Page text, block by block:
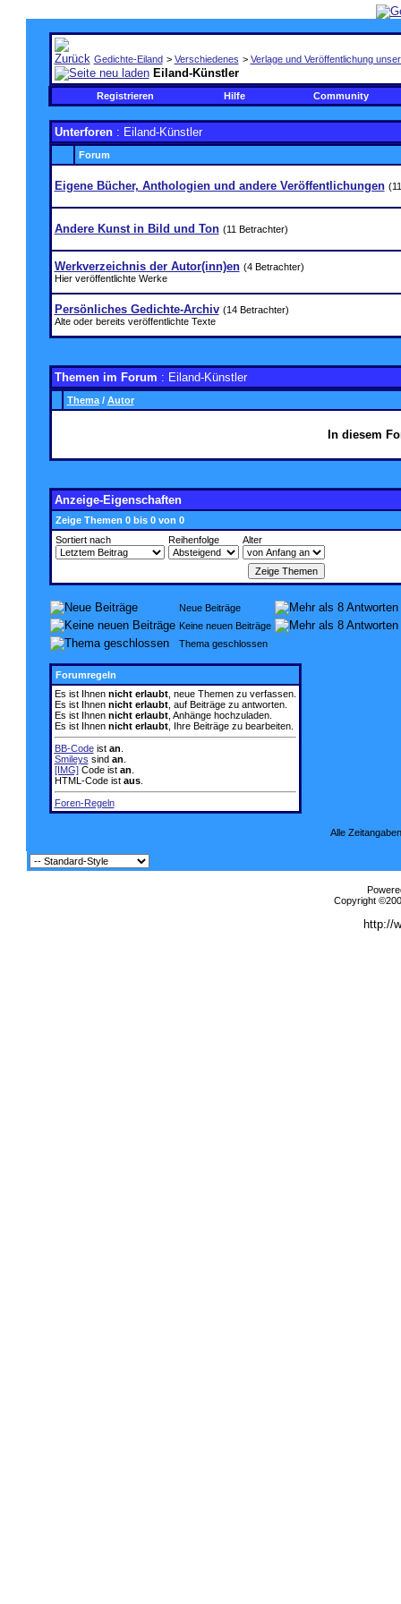
Gedichte-Eiland > Verschiedenes > Verlage und Veröffentlichung
Eiland-Künstler
Registrieren Hilfe Community
Unterforen: Eiland-Künstler
Forum
Eigene Bücher, Anthologien und andere Veröffentlichungen
Andere Kunst in Bild und Ton (11 Betrachter)
Werkverzeichnis der Autor(inn)en (4 Betrachter)
Hier veröffentlichte Werke
Persönliches Gedichte-Archiv (14 Betrachter)
Alte oder bereits veröffentlichte Texte
Themen im Forum : Eiland-Künstler
Thema/ Autor
In diesem
Anzeige-Eigenschaften
Zeige Themen 0 bis 0 von 0
Sortiert nach
Reihenfolge Alter
Neue Beiträge
Keine neuen Beiträge
Thema geschlossen
Forumregeln
Es ist Ihnen nicht erlaubt, neue Themen zu verfassen.
Es ist Ihnen nicht erlaubt, auf Beiträge zu antworten.
Es ist Ihnen nicht erlaubt, Anhänge hochzuladen.
Es ist Ihnen nicht erlaubt, Ihre Beiträge zu bearbeiten.
BB-Codeist an
Smileys sind an
[IMG]Code ist an
HTML-Code ist aus.
Foren-Regeln
Alle
Copyright
http://